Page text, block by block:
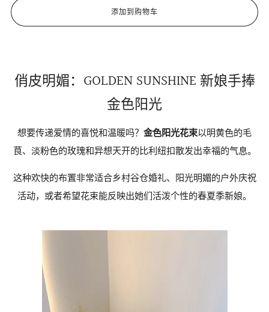
添加到购物车
俏皮明媚：GOLDEN SUNSHINE 新娘手捧
金色阳光
想要传递爱情的喜悦和温暖吗？ 金色阳光花束以明黄色的毛
茛、淡粉色的玫瑰和异想天开的比利纽扣散发出幸福的气息。
这种欢快的布置非常适合乡村谷仓婚礼、阳光明媚的户外庆祝
活动，或者希望花束能反映出她们活泼个性的春夏季新娘。